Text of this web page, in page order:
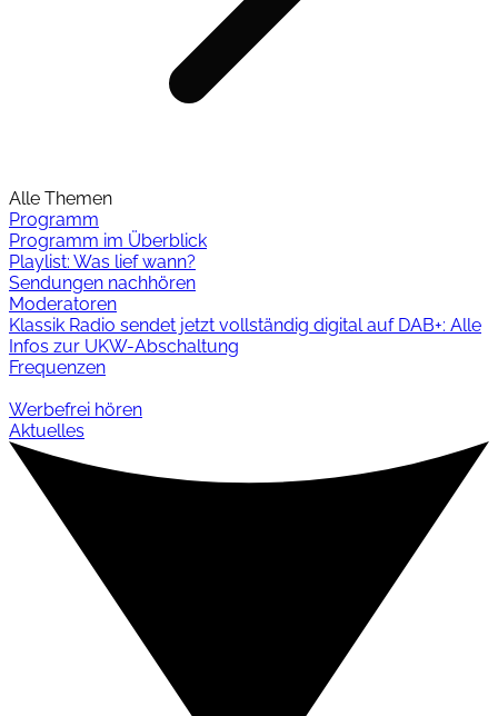
Alle Themen
Programm
Programm im Überblick
Playlist: Was lief wann?
Sendungen nachhören
Moderatoren
Klassik Radio sendet jetzt vollständig digital auf DAB+: Alle
Infos zur UKW-Abschaltung
Frequenzen
Werbefrei hören
Aktuelles